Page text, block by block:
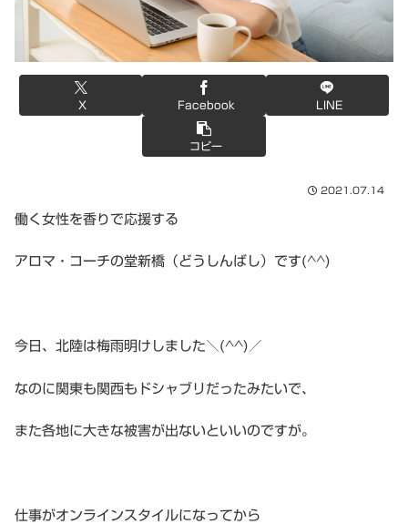
X Facebook LINE
コピー
2021.07.14
働く女性を香りで応援する
アロマ・コーチの堂新橋（どうしんばし）です(^^)
今日、北陸は梅雨明けしました＼(^^)／
なのに関東も関西もドシャブリだったみたいで、
また各地に大きな被害が出ないといいのですが。
仕事がオンラインスタイルになってから